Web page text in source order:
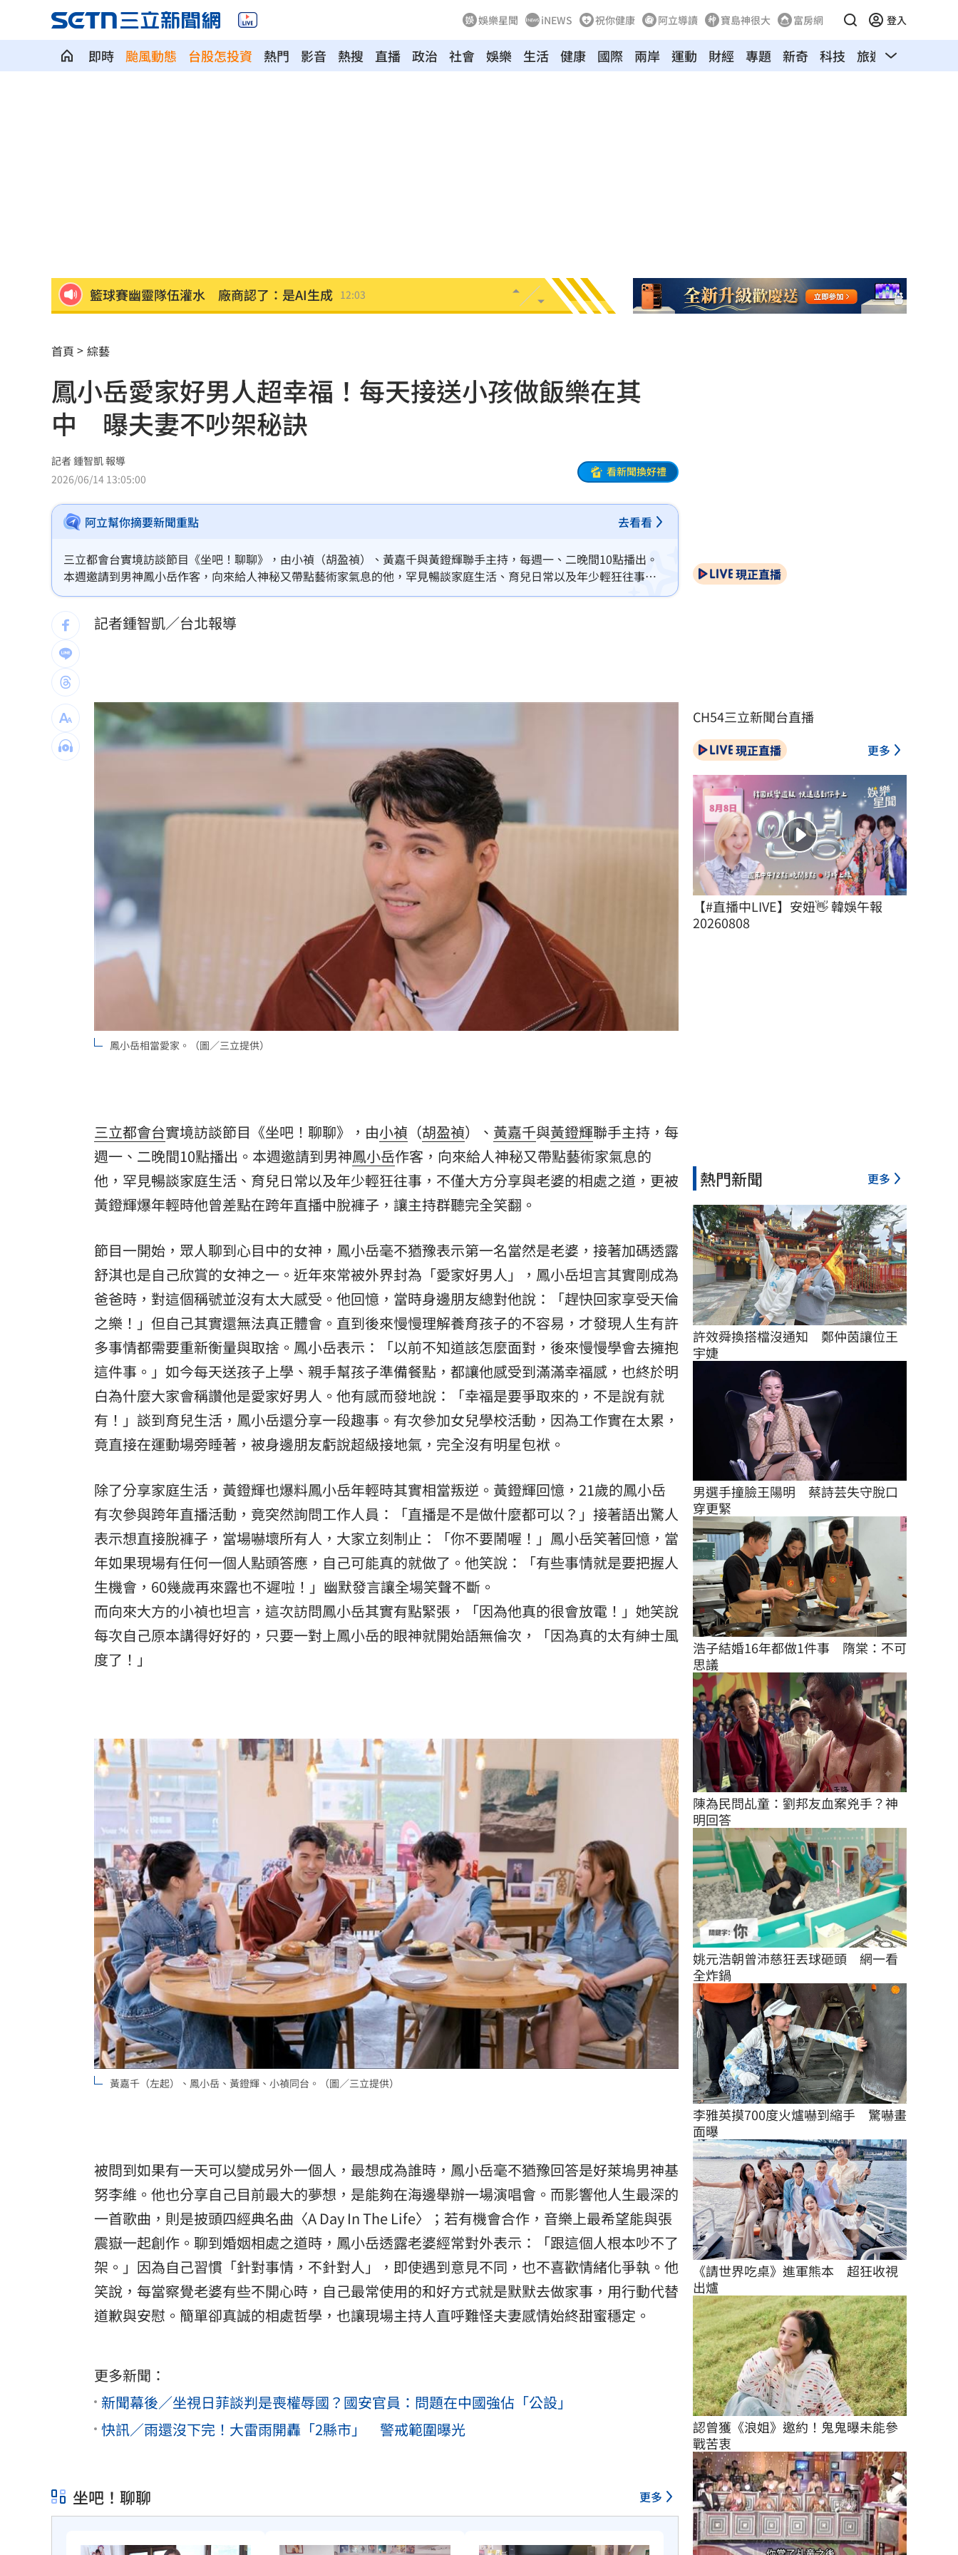
娛樂星聞 iNEWS 祝你健康 阿立導讀 寶島神很大 富房網 登入
即時 颱風動態 台股怎投資 熱門 影音 熱搜 直播 政治 社會 娛樂 生活 健康 國際 兩岸 運動 財經 專題 新奇 科技 旅遊 汽車
籃球賽幽靈隊伍灌水 廠商認了：是AI生成 12:03
謝金燕凌晨淚憶豬哥亮！一句話藏深情告白
遭謝金河轟「顛倒黑白」 蔣萬安回應了 11:59
撞臉大咖韓星！《陽光》導演簽下台大正妹
台大3碩1博疑學歷造假 姜厚任女友發聲了
發新冠藥拉票！郭再添陸妻二審下場慘
父親節提政見禮包 蘇巧慧：要做最強後盾
楊千霈一人扛2女兒出國！突崩潰大哭 11:49
見放火翻垃圾找相機 黃豪平憶16年前往事
獨／姜厚任新歡爆黑歷史 楊光友怒揭內幕
56歲男星突宣布再婚 神秘圈外妻子已懷孕
LIVE三立+24小時直播 15:27
三立iNEWS新聞台線上直播
AI時代！威力馬導入智慧營運系統提升效率
商場戰國來臨 台中「頂奢大道」逐漸成形 12:00
台彩父親節推新刮刮樂千萬頭獎超「爸」氣 12:00
「拍片人的多重宇宙」職涯論壇9/12登場！
8國球員齊聚高雄 Formosa 7s掀足球熱潮 10:00
理想混蛋號召粉絲跨海追星吃美食！
首頁 綜藝
鳳小岳愛家好男人超幸福！每天接送小孩做飯樂在其
中 曝夫妻不吵架秘訣
記者 鍾智凱 報導
2026/06/14 13:05:00
看新聞換好禮
阿立幫你摘要新聞重點 去看看
三立都會台實境訪談節目《坐吧！聊聊》，由小禎（胡盈禎）、黃嘉千與黃鐙輝聯手主持，每週一、二晚間10點播出。
本週邀請到男神鳳小岳作客，向來給人神秘又帶點藝術家氣息的他，罕見暢談家庭生活、育兒日常以及年少輕狂往事，
不僅大方分享與老婆的相處之道，更被黃鐙輝爆年輕時他曾差點在跨年直播中脫褲子，讓主持群聽完全笑翻。
記者鍾智凱／台北報導
鳳小岳相當愛家。（圖／三立提供）
三立都會台實境訪談節目《坐吧！聊聊》，由小禎 （胡盈禎）、 黃嘉千與黃鐙輝聯手主持，每
週一、二晚間10點播出。本週邀請到男神鳳小岳作客，向來給人神秘又帶點藝術家氣息的
他，罕見暢談家庭生活、育兒日常以及年少輕狂往事，不僅大方分享與老婆的相處之道，更被
黃鐙輝爆年輕時他曾差點在跨年直播中脫褲子，讓主持群聽完全笑翻。
節目一開始，眾人聊到心目中的女神，鳳小岳毫不猶豫表示第一名當然是老婆，接著加碼透露
舒淇也是自己欣賞的女神之一。近年來常被外界封為「愛家好男人」，鳳小岳坦言其實剛成為
爸爸時，對這個稱號並沒有太大感受。他回憶，當時身邊朋友總對他說：「趕快回家享受天倫
之樂！」但自己其實還無法真正體會。直到後來慢慢理解養育孩子的不容易，才發現人生有許
多事情都需要重新衡量與取捨。鳳小岳表示：「以前不知道該怎麼面對，後來慢慢學會去擁抱
這件事。」如今每天送孩子上學、親手幫孩子準備餐點，都讓他感受到滿滿幸福感，也終於明
白為什麼大家會稱讚他是愛家好男人。他有感而發地說：「幸福是要爭取來的，不是說有就
有！」談到育兒生活，鳳小岳還分享一段趣事。有次參加女兒學校活動，因為工作實在太累，
竟直接在運動場旁睡著，被身邊朋友虧說超級接地氣，完全沒有明星包袱。
除了分享家庭生活，黃鐙輝也爆料鳳小岳年輕時其實相當叛逆。黃鐙輝回憶，21歲的鳳小岳
有次參與跨年直播活動，竟突然詢問工作人員：「直播是不是做什麼都可以？」接著語出驚人
表示想直接脫褲子，當場嚇壞所有人，大家立刻制止：「你不要鬧喔！」鳳小岳笑著回憶，當
年如果現場有任何一個人點頭答應，自己可能真的就做了。他笑說：「有些事情就是要把握人
生機會，60幾歲再來露也不遲啦！」幽默發言讓全場笑聲不斷。
而向來大方的小禎也坦言，這次訪問鳳小岳其實有點緊張，「因為他真的很會放電！」她笑說
每次自己原本講得好好的，只要一對上鳳小岳的眼神就開始語無倫次，「因為真的太有紳士風
度了！」
黃嘉千（左起）、鳳小岳、黃鐙輝、小禎同台。（圖／三立提供）
被問到如果有一天可以變成另外一個人，最想成為誰時，鳳小岳毫不猶豫回答是好萊塢男神基
努李維 。他也分享自己目前最大的夢想，是能夠在海邊舉辦一場演唱會。而影響他人生最深的
一首歌曲，則是披頭四經典名曲〈A Day In The Life〉；若有機會合作，音樂上最希望能與張
震嶽一起創作。聊到婚姻相處之道時，鳳小岳透露老婆經常對外表示：「跟這個人根本吵不了
架。」因為自己習慣「針對事情，不針對人」，即使遇到意見不同，也不喜歡情緒化爭執。他
笑說，每當察覺老婆有些不開心時，自己最常使用的和好方式就是默默去做家事，用行動代替
道歉與安慰。簡單卻真誠的相處哲學，也讓現場主持人直呼難怪夫妻感情始終甜蜜穩定。
更多新聞：
新聞幕後／坐視日菲談判是喪權辱國？國安官員：問題在中國強佔「公設」
快訊／雨還沒下完！大雷雨開轟「2縣市」 警戒範圍曝光
坐吧！聊聊 更多
現正直播
CH54三立新聞台直播
現正直播 更多
【#直播中LIVE】安妞👋 韓娛午報
20260808
熱門新聞 更多
許效舜換搭檔沒通知　鄭仲茵讓位王
宇婕
男選手撞臉王陽明　蔡詩芸失守脫口
穿更緊
浩子結婚16年都做1件事　隋棠：不可
思議
陳為民問乩童：劉邦友血案兇手？神
明回答
姚元浩朝曾沛慈狂丟球砸頭　網一看
全炸鍋
李雅英摸700度火爐嚇到縮手　驚嚇畫
面曝
《請世界吃桌》進軍熊本　超狂收視
出爐
認曾獲《浪姐》邀約！鬼鬼曝未能參
戰苦衷